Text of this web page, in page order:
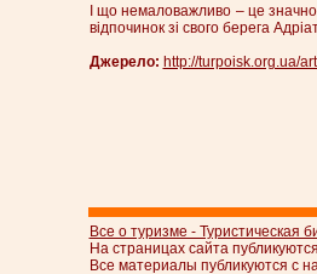
І що немаловажливо – це значно
відпочинок зі свого берега
Джерело: http://turpoisk.org.ua/
Все о туризме - Туристическая
На страницах сайта
Все материалы публикуются с